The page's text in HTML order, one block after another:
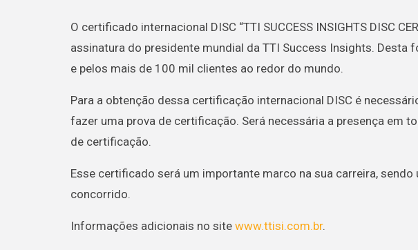
O certificado internacional DISC “TTI SUCCESS INSIGHTS DISC
assinatura do presidente mundial da TTI Success Insights.
e pelos mais de 100 mil clientes ao redor do mundo.
Para a obtenção dessa certificação internacional DISC é
fazer uma prova de certificação. Será necessária a presença em
de certificação.
Esse certificado será um importante marco na sua carreira,
concorrido.
Informações adicionais no site www.ttisi.com.br.